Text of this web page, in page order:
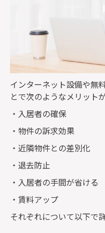
インターネット設備や無
とで次のようなメリット
・入居者の確保
・物件の訴求効果
・近隣物件との差別化
・退去防止
・入居者の手間が省ける
・賃料アップ
それぞれについて以下で